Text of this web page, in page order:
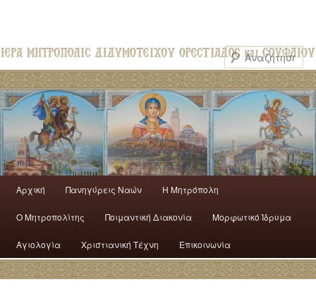
Αρχική Πανηγύρεις Ναών H Mητρόπολη
Ο Mητροπολίτης Ποιμαντική Διακονία Μορφωτικό Ίδρυμα
Αγιολογία Χριστιανική Τέχνη Επικοινωνία